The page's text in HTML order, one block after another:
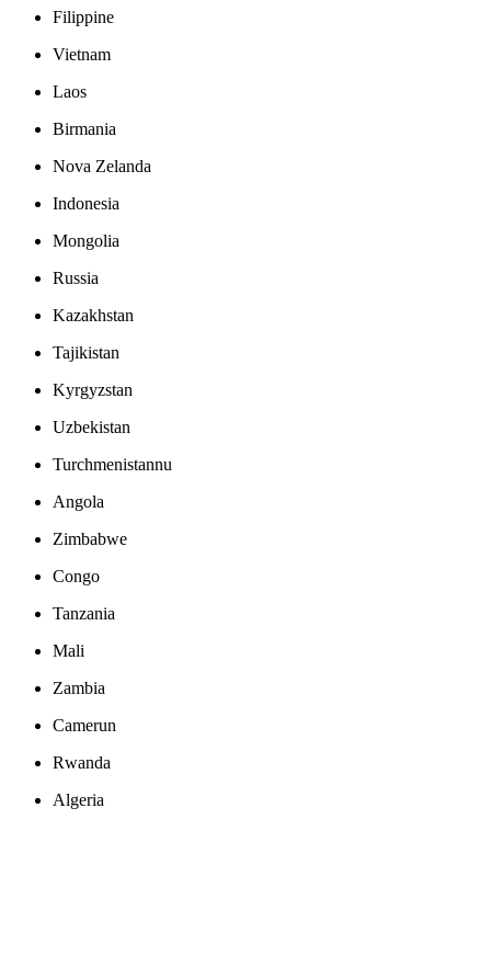
Filippine
Vietnam
Laos
Birmania
Nova Zelanda
Indonesia
Mongolia
Russia
Kazakhstan
Tajikistan
Kyrgyzstan
Uzbekistan
Turchmenistannu
Angola
Zimbabwe
Congo
Tanzania
Mali
Zambia
Camerun
Rwanda
Algeria